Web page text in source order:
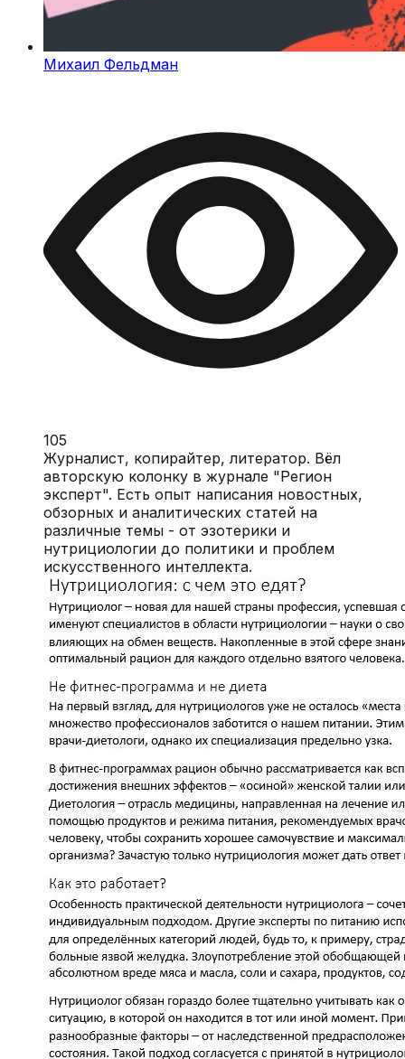
Михаил Фельдман
105
Журналист, копирайтер, литератор. Вёл
авторскую колонку в журнале "Регион
эксперт". Есть опыт написания новостных,
обзорных и аналитических статей на
различные темы - от эзотерики и
нутрициологии до политики и проблем
искусственного интеллекта.